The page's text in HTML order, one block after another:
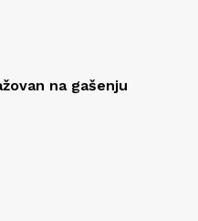
na gašenju